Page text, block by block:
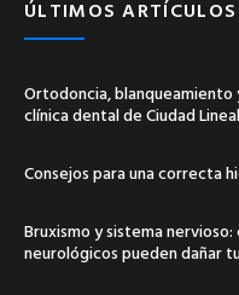
ÚLTIMOS ARTÍCULOS
Ortodoncia, blanqueamiento
clínica dental de Ciudad Lineal
Consejos para una correcta
Bruxismo y sistema
neurológicos pueden dañar